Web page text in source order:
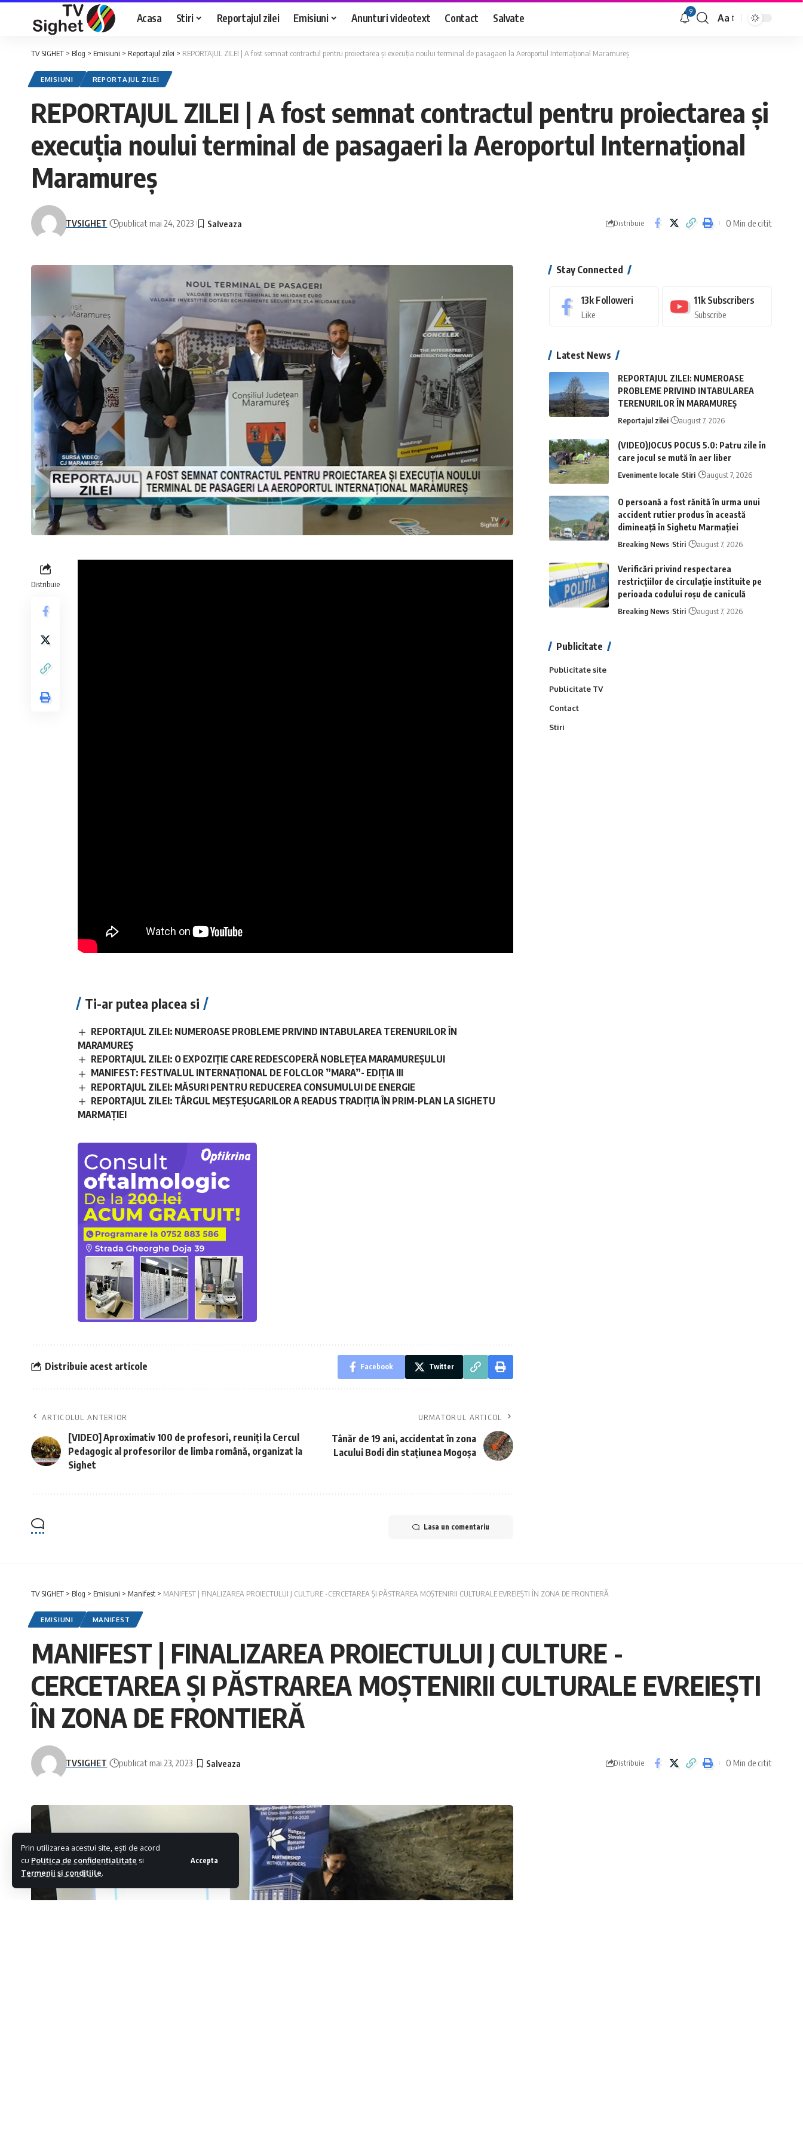
Prin utilizarea acestui site, ești de acord
cu Politica de confidentialitate si
Termenii si conditiile.
Accepta
Acasa Stiri Reportajul zilei Emisiuni Anunturi videotext Contact Salvate 9
Font
Aa
TV SIGHET > Blog > Emisiuni > Reportajul zilei > REPORTAJUL ZILEI | A fost semnat contractul pentru proiectarea și execuția noului terminal de pasagaeri la Aeroportul Internațional Maramureș
EMISIUNI REPORTAJUL ZILEI
REPORTAJUL ZILEI | A fost semnat contractul pentru proiectarea și
execuția noului terminal de pasagaeri la Aeroportul Internațional
Maramureș
TVSIGHET publicat mai 24, 2023 Distribuie 0 Min de citit
Distribuie
Ti-ar putea placea si
REPORTAJUL ZILEI: NUMEROASE PROBLEME PRIVIND INTABULAREA TERENURILOR ÎN
MARAMUREȘ
REPORTAJUL ZILEI: O EXPOZIȚIE CARE REDESCOPERĂ NOBLEȚEA MARAMUREȘULUI
MANIFEST: FESTIVALUL INTERNAȚIONAL DE FOLCLOR ”MARA”- EDIȚIA III
REPORTAJUL ZILEI: MĂSURI PENTRU REDUCEREA CONSUMULUI DE ENERGIE
REPORTAJUL ZILEI: TÂRGUL MEȘTEȘUGARILOR A READUS TRADIȚIA ÎN PRIM-PLAN LA SIGHETU
MARMAȚIEI
Distribuie acest articole Facebook Twitter
ARTICOLUL ANTERIOR
[VIDEO] Aproximativ 100 de profesori, reuniți la Cercul
Pedagogic al profesorilor de limba română, organizat la
Sighet
URMATORUL ARTICOL
Tânăr de 19 ani, accidentat în zona
Lacului Bodi din stațiunea Mogoșa
Lasa un comentariu
Stay Connected
13k Followeri
Like
11k Subscribers
Subscribe
Latest News
REPORTAJUL ZILEI: NUMEROASE
PROBLEME PRIVIND INTABULAREA
TERENURILOR ÎN MARAMUREȘ
Reportajul zilei august 7, 2026
(VIDEO)JOCUS POCUS 5.0: Patru zile în
care jocul se mută în aer liber
Evenimente locale Stiri august 7, 2026
O persoană a fost rănită în urma unui
accident rutier produs în această
dimineață în Sighetu Marmației
Breaking News Stiri august 7, 2026
Verificări privind respectarea
restricțiilor de circulație instituite pe
perioada codului roșu de caniculă
Breaking News Stiri august 7, 2026
Publicitate
Publicitate site
Publicitate TV
Contact
Stiri
TV SIGHET > Blog > Emisiuni > Manifest > MANIFEST | FINALIZAREA PROIECTULUI J CULTURE -CERCETAREA ȘI PĂSTRAREA MOȘTENIRII CULTURALE EVREIEȘTI ÎN ZONA DE FRONTIERĂ
EMISIUNI MANIFEST
MANIFEST | FINALIZAREA PROIECTULUI J CULTURE -
CERCETAREA ȘI PĂSTRAREA MOȘTENIRII CULTURALE EVREIEȘTI
ÎN ZONA DE FRONTIERĂ
TVSIGHET publicat mai 23, 2023 Distribuie 0 Min de citit